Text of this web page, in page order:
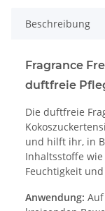
Beschreibung
Fragrance
duftfreie
Die duftfreie
und hilft ihr, in
Inhaltsstoffe
Feuchtigkeit
Anwendung: